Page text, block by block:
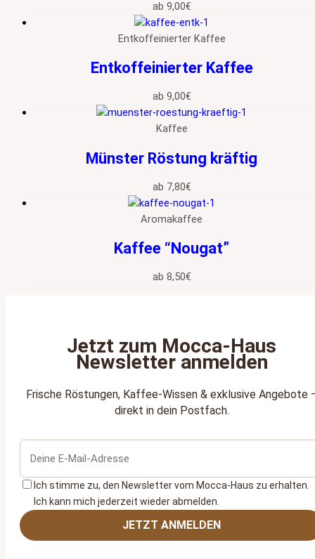
ab 9,00€
Entkoffeinierter Kaffee
Entkoffeinierter Kaffee
ab 9,00€
Kaffee
Münster Röstung kräftig
ab 7,80€
Aromakaffee
Kaffee “Nougat”
ab 8,50€
Jetzt zum Mocca‑Haus
Newsletter anmelden
Frische Röstungen, Kaffee‑Wissen & exklusive Angebote
direkt in dein Postfach.
Ich stimme zu, den Newsletter vom Mocca‑Haus zu erhalten.
Ich kann mich jederzeit wieder abmelden.
JETZT ANMELDEN